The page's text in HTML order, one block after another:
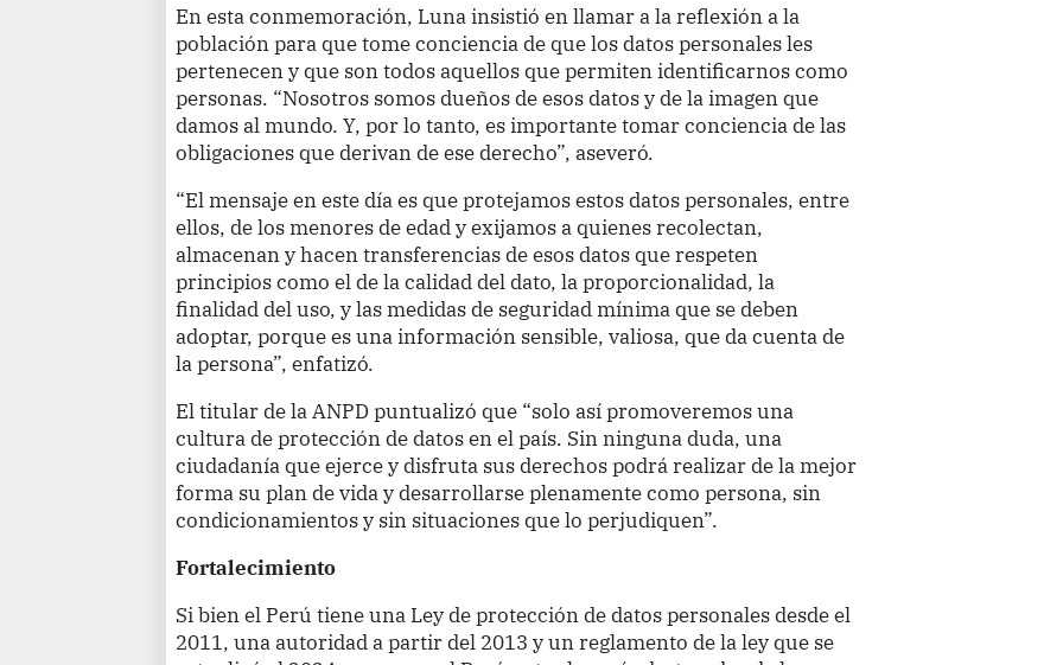
En esta conmemoración, Luna insistió en llamar a la reflexión a la
población para que tome conciencia de que los datos personales les
pertenecen y que son todos aquellos que permiten identificarnos como
personas. “Nosotros somos dueños de esos datos y de la imagen que
damos al mundo. Y, por lo tanto, es importante tomar conciencia de las
obligaciones que derivan de ese derecho”, aseveró.
“El mensaje en este día es que protejamos estos datos personales, entre
ellos, de los menores de edad y exijamos a quienes recolectan,
almacenan y hacen transferencias de esos datos que respeten
principios como el de la calidad del dato, la proporcionalidad, la
finalidad del uso, y las medidas de seguridad mínima que se deben
adoptar, porque es una información sensible, valiosa, que da cuenta de
la persona”, enfatizó.
El titular de la ANPD puntualizó que “solo así promoveremos una
cultura de protección de datos en el país. Sin ninguna duda, una
ciudadanía que ejerce y disfruta sus derechos podrá realizar de la mejor
forma su plan de vida y desarrollarse plenamente como persona, sin
condicionamientos y sin situaciones que lo perjudiquen”.
Fortalecimiento
Si bien el Perú tiene una Ley de protección de datos personales desde el
2011, una autoridad a partir del 2013 y un reglamento de la ley que se